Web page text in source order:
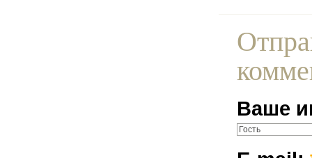
Ваше